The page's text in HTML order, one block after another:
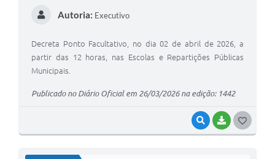
VISUALIZAR
BAIXAR
Autoria: Executivo
Decreta Ponto Facultativo, no dia 02 de abril de 2026, a
partir das 12 horas, nas Escolas e Repartições Públicas
Municipais.
Publicado no Diário Oficial em 26/03/2026 na edição: 1442